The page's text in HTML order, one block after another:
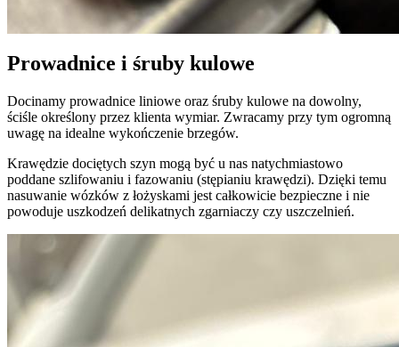
Prowadnice i śruby kulowe
Docinamy prowadnice liniowe oraz śruby kulowe na dowolny,
ściśle określony przez klienta wymiar. Zwracamy przy tym ogromną
uwagę na idealne wykończenie brzegów.
Krawędzie dociętych szyn mogą być u nas natychmiastowo
poddane szlifowaniu i fazowaniu (stępianiu krawędzi). Dzięki temu
nasuwanie wózków z łożyskami jest całkowicie bezpieczne i nie
powoduje uszkodzeń delikatnych zgarniaczy czy uszczelnień.